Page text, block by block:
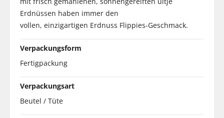
Erdnüssen haben immer den
vollen, einzigartigen Erdnuss Flippies-Geschmack.
Verpackungsform
Fertigpackung
Verpackungsart
Beutel / Tüte